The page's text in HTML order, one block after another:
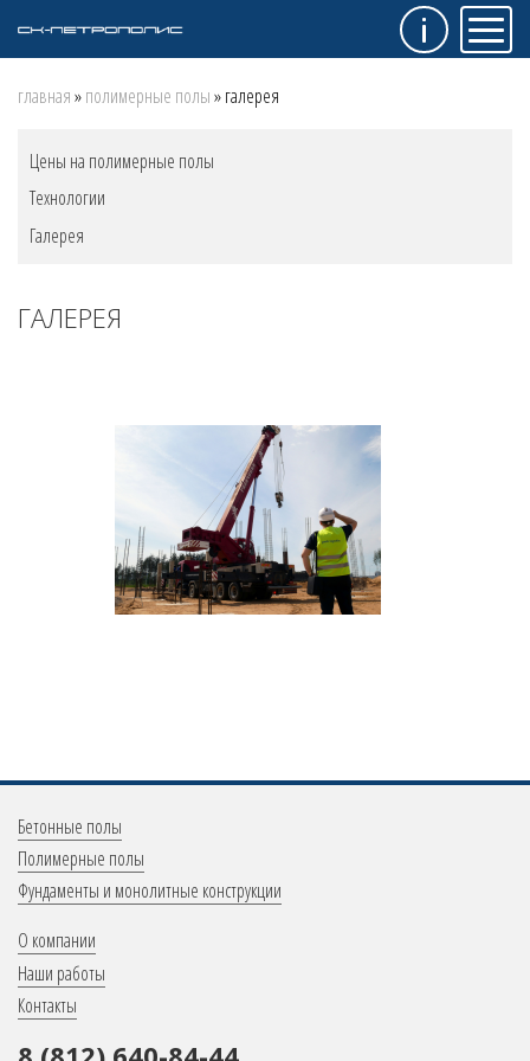
Инфо
Строка
навигации
главная полимерные полы галерея
Меню
"Полимерные
полы"
Цены на полимерные полы
Технологии
Галерея
ГАЛЕРЕЯ
Меню
в
подвале
Бетонные полы
Полимерные полы
Фундаменты и монолитные конструкции
Меню
в
подвале
О компании
Наши работы
Контакты